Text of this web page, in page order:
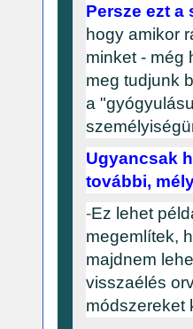
Persze ezt
hogy amikor
minket - még
meg tudjunk
a
Ugyancsak
további,
-Ez lehet
megemlítek,
majdnem
visszaélés
módszereket